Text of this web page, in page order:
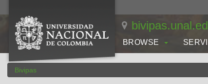
BROWSE
Bivipas